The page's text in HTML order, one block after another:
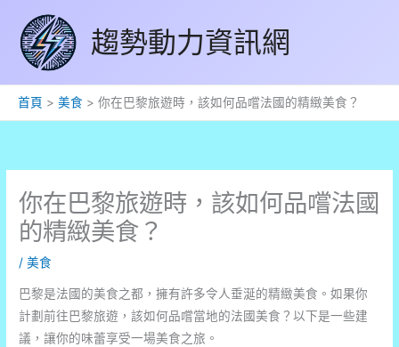
容
趨勢動力資訊網
首頁 美食 你在巴黎旅遊時，該如何品嚐法國的精緻美食？
你在巴黎旅遊時，該如何品嚐法國
的精緻美食？
/美食
巴黎是法國的美食之都，擁有許多令人垂涎的精緻美食。如果你
計劃前往巴黎旅遊，該如何品嚐當地的法國美食？以下是一些建
議，讓你的味蕾享受一場美食之旅。